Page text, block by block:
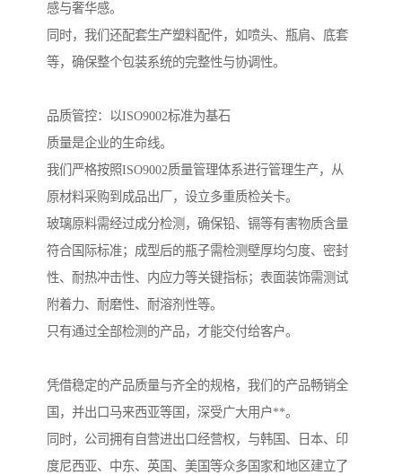
感与奢华感。
同时，我们还配套生产塑料配件，如喷头、瓶肩、底套
等，确保整个包装系统的完整性与协调性。
品质管控：以ISO9002标准为基石
质量是企业的生命线。
我们严格按照ISO9002质量管理体系进行管理生产，从
原材料采购到成品出厂，设立多重质检关卡。
玻璃原料需经过成分检测，确保铅、镉等有害物质含量
符合国际标准；成型后的瓶子需检测壁厚均匀度、密封
性、耐热冲击性、内应力等关键指标；表面装饰需测试
附着力、耐磨性、耐溶剂性等。
只有通过全部检测的产品，才能交付给客户。
凭借稳定的产品质量与齐全的规格，我们的产品畅销全
国，并出口马来西亚等国，深受广大用户**。
同时，公司拥有自营进出口经营权，与韩国、日本、印
度尼西亚、中东、英国、美国等众多国家和地区建立了